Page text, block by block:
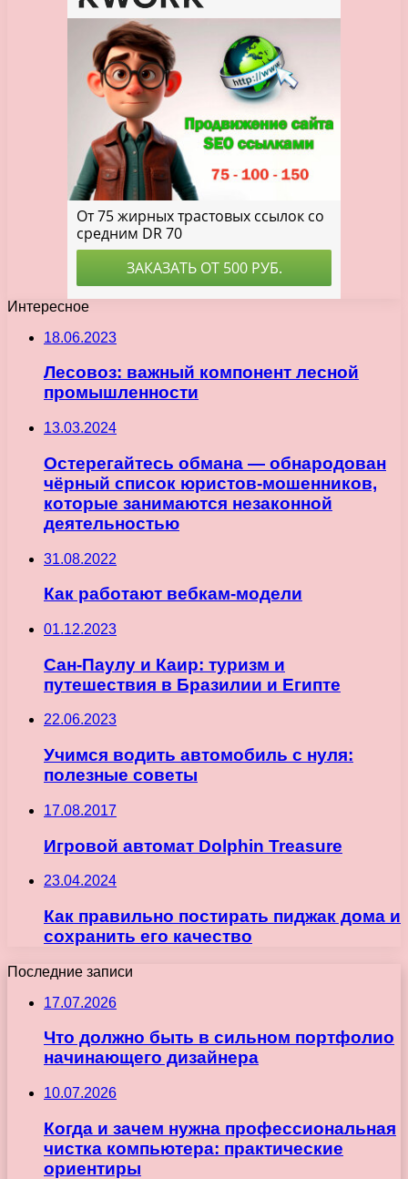
Интересное
18.06.2023
Лесовоз: важный компонент лесной
промышленности
13.03.2024
Остерегайтесь обмана — обнародован
чёрный список юристов-мошенников,
которые занимаются незаконной
деятельностью
31.08.2022
Как работают вебкам-модели
01.12.2023
Сан-Паулу и Каир: туризм и
путешествия в Бразилии и Египте
22.06.2023
Учимся водить автомобиль с нуля:
полезные советы
17.08.2017
Игровой автомат Dolphin Treasure
23.04.2024
Как правильно постирать пиджак дома и
сохранить его качество
Последние записи
17.07.2026
Что должно быть в сильном портфолио
начинающего дизайнера
10.07.2026
Когда и зачем нужна профессиональная
чистка компьютера: практические
ориентиры